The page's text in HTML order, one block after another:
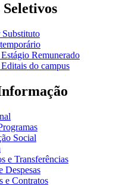
Seletivos
Substituto
Remunerado
do campus
Social
e Transferências
Despesas
e Contratos